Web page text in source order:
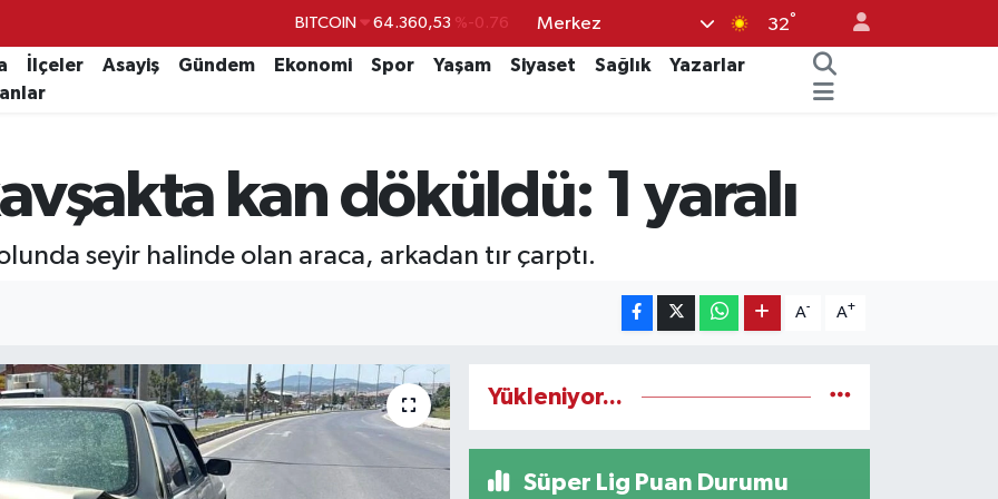
BITCOIN 64.360,53 %-0.76
DOLAR 47,7069 %0.17
GRAM ALTIN 6618.49 %2.12
Merkez 32°
İlçeler Asayiş Gündem Ekonomi Spor Yaşam Siyaset Sağlık
Yazarlar
kan döküldü: 1 yaralı
seyir halinde olan araca, arkadan tır çarptı.
A- A+
Yükleniyor...
Süper Lig Puan Durumu